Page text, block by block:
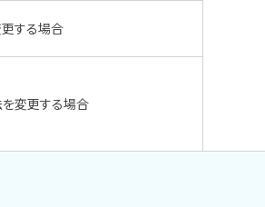
する場合
変更する場合